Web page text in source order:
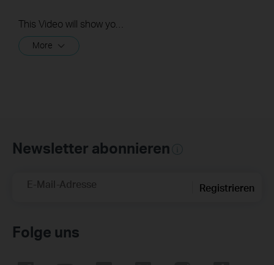
This Video will show you how to integrate your Tapo account to Amazon Alexa
More
Newsletter abonnieren
E-Mail-Adresse Registrieren
Folge uns